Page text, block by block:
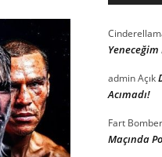
adminAçık
Acımadı!
Fart
Maçında